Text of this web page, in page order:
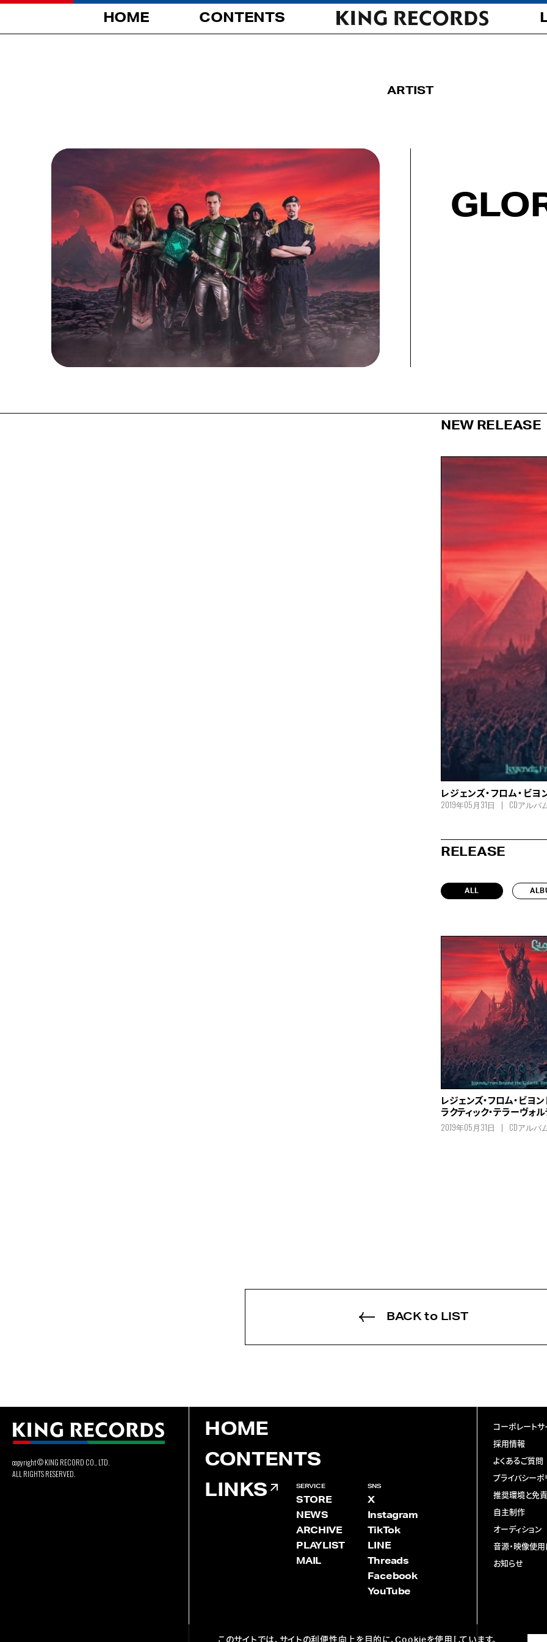
HOME CONTENTS
ARTIST
NEW RELEASE
レジェンズ・フロム・ビヨ
2019年05月31日 CDアルバ
RELEASE
ALL
レジェンズ・フロム・ビヨン
ラクティック・テラーヴォ
2019年05月31日 CDアルバ
BACK to LIST
copyright © KING RECORD CO., LTD.
ALL RIGHTS RESERVED.
HOME
CONTENTS
LINKS
SERVICE
STORE
NEWS
ARCHIVE
PLAYLIST
MAIL
SNS
X
Instagram
TikTok
LINE
Threads
Facebook
YouTube
コーポレートサ
採用情報
よくあるご質問
プライバシーポ
推奨環境と免
自主制作
オーディション
音源・映像使用
お知らせ
このサイトでは、サイトの利便性向上を目的に、Cookieを使用しています。